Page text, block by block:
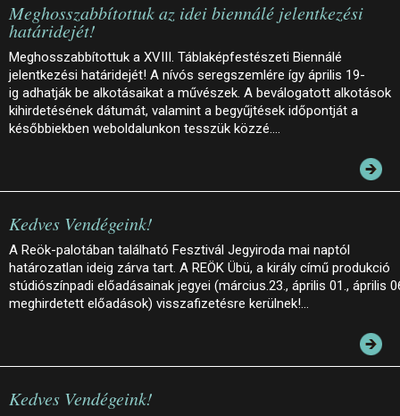
Meghosszabbítottuk az idei biennálé jelentkezési
határidejét!
Meghosszabbítottuk a XVIII. Táblaképfestészeti Biennálé
jelentkezési határidejét! A nívós seregszemlére így április 19-
ig adhatják be alkotásaikat a művészek. A beválogatott alkotások
kihirdetésének dátumát, valamint a begyűjtések időpontját a
későbbiekben weboldalunkon tesszük közzé.…
Kedves Vendégeink!
A Reök-palotában található Fesztivál Jegyiroda mai naptól
határozatlan ideig zárva tart. A REÖK Übü, a király című produkció
stúdiószínpadi előadásainak jegyei (március.23., április 01., április
meghirdetett előadások) visszafizetésre kerülnek!…
Kedves Vendégeink!